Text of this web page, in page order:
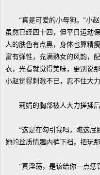
“真是可爱的小母狗。”小赵
虽然已经四十四，但平日运动
人的肤色有点黑，身体也算精
富有弹性，充满熟女的风韵，
衣，光看就觉得美味，更别说
小赵觉得刺激不已，忍不住大
莉娟的胸部被人大力搓揉后
“这是在勾引我吗，瞧这屁
她的丝质情趣内裤下裆，把玩那
“真淫荡，是该给你一点惩